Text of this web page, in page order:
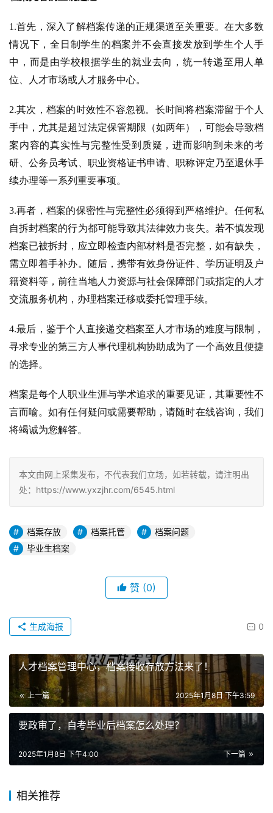
1.首先，深入了解档案传递的正规渠道至关重要。在大多数
情况下，全日制学生的档案并不会直接发放到学生个人手
中，而是由学校根据学生的就业去向，统一转递至用人单
位、人才市场或人才服务中心。
2.其次，档案的时效性不容忽视。长时间将档案滞留于个人
手中，尤其是超过法定保管期限（如两年），可能会导致档
案内容的真实性与完整性受到质疑，进而影响到未来的考
研、公务员考试、职业资格证书申请、职称评定乃至退休手
续办理等一系列重要事项。
3.再者，档案的保密性与完整性必须得到严格维护。任何私
自拆封档案的行为都可能导致其法律效力丧失。若不慎发现
档案已被拆封，应立即检查内部材料是否完整，如有缺失，
需立即着手补办。随后，携带有效身份证件、学历证明及户
籍资料等，前往当地人力资源与社会保障部门或指定的人才
交流服务机构，办理档案迁移或委托管理手续。
4.最后，鉴于个人直接递交档案至人才市场的难度与限制，
寻求专业的第三方人事代理机构协助成为了一个高效且便捷
的选择。
档案是每个人职业生涯与学术追求的重要见证，其重要性不
言而喻。如有任何疑问或需要帮助，请随时在线咨询，我们
将竭诚为您解答。
本文由网上采集发布，不代表我们立场，如若转载，请注明出
处：https://www.yxzjhr.com/6545.html
档案存放 档案托管
档案问题
毕业生档案
赞 (0)
0
生成海报
人才档案管理中心，档案接收存放方法来了！
上一篇 2025年1月8日 下午3:59
要政审了，自考毕业后档案怎么处理？
下一篇
2025年1月8日 下午4:00
相关推荐